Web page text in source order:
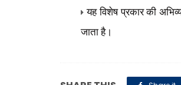
यह विशेष प्रकार की
जाता है।